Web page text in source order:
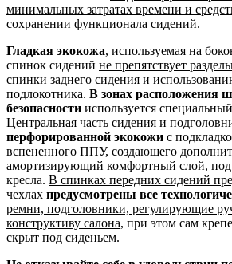
минимальных затратах времени и
сохранении функционала сидений.
Гладкая экокожа, используемая на
спинок сидений не препятствует
спинки заднего сидения и
подлокотника. В зонах расположения
безопасности используется
Центральная часть сидения и
перфорированной экокожи с
вспененного ППУ, создающего
амортизирующий комфортный слой,
кресла. В спинках передних сидений
чехлах предусмотрены все
ремни, подголовники, регулирующие
конструктиву салона, при этом сам
скрыт под сиденьем.